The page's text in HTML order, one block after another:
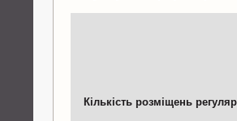
Кількість розміщень